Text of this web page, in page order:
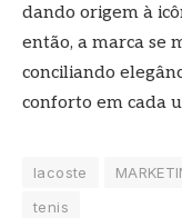
dando origem à
então, a marca se
conciliando
conforto em cada
lacoste
tenis